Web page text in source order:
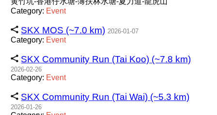
Category: Event
SKX MOS (~7.0 km) 2026-01-07
Category: Event
SKX Community Run (Tai Koo) (~7.8 km)
2026-02-26
Category: Event
SKX Community Run (Tai Wai) (~5.3 km)
2026-01-26